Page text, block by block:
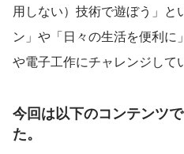
用しない）技術で遊ぼう」と
ン」や「日々の生活を便利
や電子工作にチャレンジして
今回は以下のコンテンツ
た。